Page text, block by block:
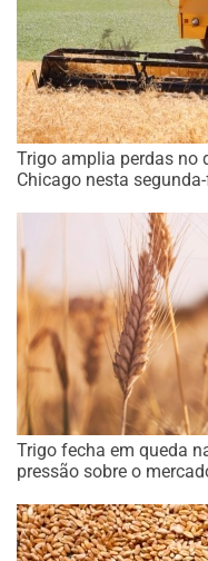
Trigo amplia perdas no
Chicago nesta
Trigo fecha em queda
pressão sobre o